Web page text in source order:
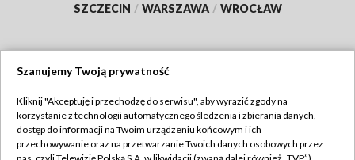
SZCZECIN / WARSZAWA / WROCŁAW
TVP
Abonament TVP
Regulamin TVP
Szanujemy Twoją prywatność
Kliknij "Akceptuję i przechodzę do serwisu", aby wyrazić zgody na
korzystanie z technologii automatycznego śledzenia i zbierania danych,
dostęp do informacji na Twoim urządzeniu końcowym i ich
przechowywanie oraz na przetwarzanie Twoich danych osobowych przez